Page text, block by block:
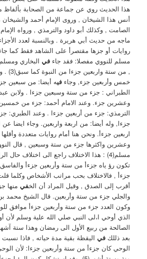
هذا الحديث روي عن جماعة من الصحابة
أنس هذا الشيخان , وروى الإمام أحمد والشيخان
الصامت , وكذلك أبو داود والترمذي , ورواه
ماجه من حديث أبي هريرة . ‏وبالنسبة لعدد
روايات أو جزها مقتصرأ على الشاهد فقط كما
مسلم للنووي مفصلا: ‏فقد جاءفي البخاري
, من ستة واربعين جزءا من النبوة كما سبق(3) . ‏وجاء
خمس وأربعين جزء, وجاءفيه أيضا: من سبعين
الطبراني : جزء من ستة وسبعين جزءا ‏. ولابن
وعشرين جزء. وعند الامام أحمد: جزء من
الترمذي: جزء من أربعين جزءا ‏. ‏وعند الطبري:
جزءا, وله أيضا: من اربعة واربعين. ‏وجاء ايضا
اربعين جزءأ. ‏ونحن هنا أمام روايات متعددة
وعشرين واكثرها جزء من ستة وسبعين , قال
مسلم(4) : هذا الاختلاف راجع الى اختلاف حال
تكون رؤ ياه جزءأ من ستة وأربعين جزءأ
جزءأ , فالاختلاف بحب مراتب الأشخاص وكلما قلت
أقرب إلى الصدق , وقيل المراد أن الخفي منها
والجلي جزء من ستة وأربعين. ‏قال الشيخ محمد
وكون العدد جزء من ستة وأربعين جزءأ موافق
الذي أوحي ا،لى النبي صلي الله علية وسلم لأن
الصالحة من ربيع الأول الى رمضان وهذا ستة
بعد ذللكفي اليقظة بقية مدة حياته , فاذا
الوحي كان جزءأ من ستة وأربعين جزءا: لأن